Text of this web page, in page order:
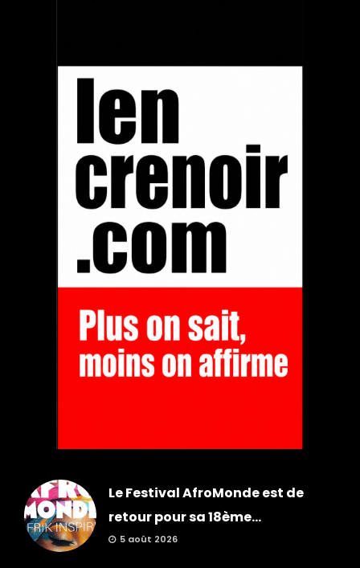
Le Festival AfroMonde est de
retour pour sa 18ème...
5 août 2026